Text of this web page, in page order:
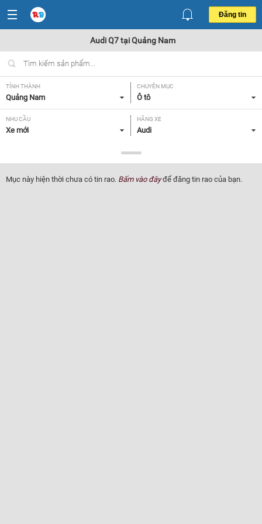
Đăng tin
Audi Q7 tại Quảng Nam
TỈNH THÀNH
Quảng Nam
CHUYÊN MỤC
Ô tô
NHU CẦU
Xe mới
HÃNG XE
Audi
Q7
NĂM SẢN XUẤT
Tất cả
GIÁ XE XUẤT XỨ
Mục này hiện thời chưa có tin rao. Bấm vào đâyđể đăng tin rao của bạn.